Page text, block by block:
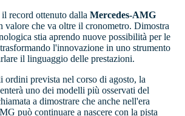
record ottenuto dalla Mercedes-AMG
valore che va oltre il cronometro. Dimostra
stia aprendo nuove possibilità per le
l'innovazione in uno strumento
il linguaggio delle prestazioni.
ordini prevista nel corso di agosto, la
uno dei modelli più osservati del
a dimostrare che anche nell'era
può continuare a nascere con la pista